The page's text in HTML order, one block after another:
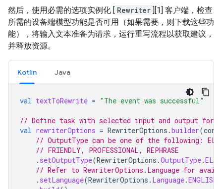
然后，使用必需的选项实例化 [ Rewriter ][1] 客户端，检查
所需的设备端模型功能是否可用（如果需要，则下载这些功
能），将输入文本准备为请求，运行重写流程以获取建议，
并释放资源。
Kotlin Java
val textToRewrite = "The event was successful"
// Define task with selected input and output
val rewriterOptions = RewriterOptions .builder(
// OutputType can be one of the following:
// FRIENDLY, PROFESSIONAL, REPHRASE
. setOutputType(RewriterOptions .OutputType.
// Refer to RewriterOptions.Language for
. setLanguage(RewriterOptions . Language.ENGLISH